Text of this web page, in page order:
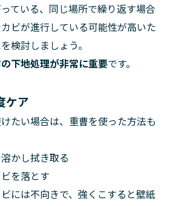
ている、同じ場所で繰り返す場合
ビが進行している可能性が高いた
検討しましょう。
下地処理が非常に重要です。
ケア
たい場合は、重曹を使った方法も
かし拭き取る
を落とす
には不向きで、強くこすると壁紙